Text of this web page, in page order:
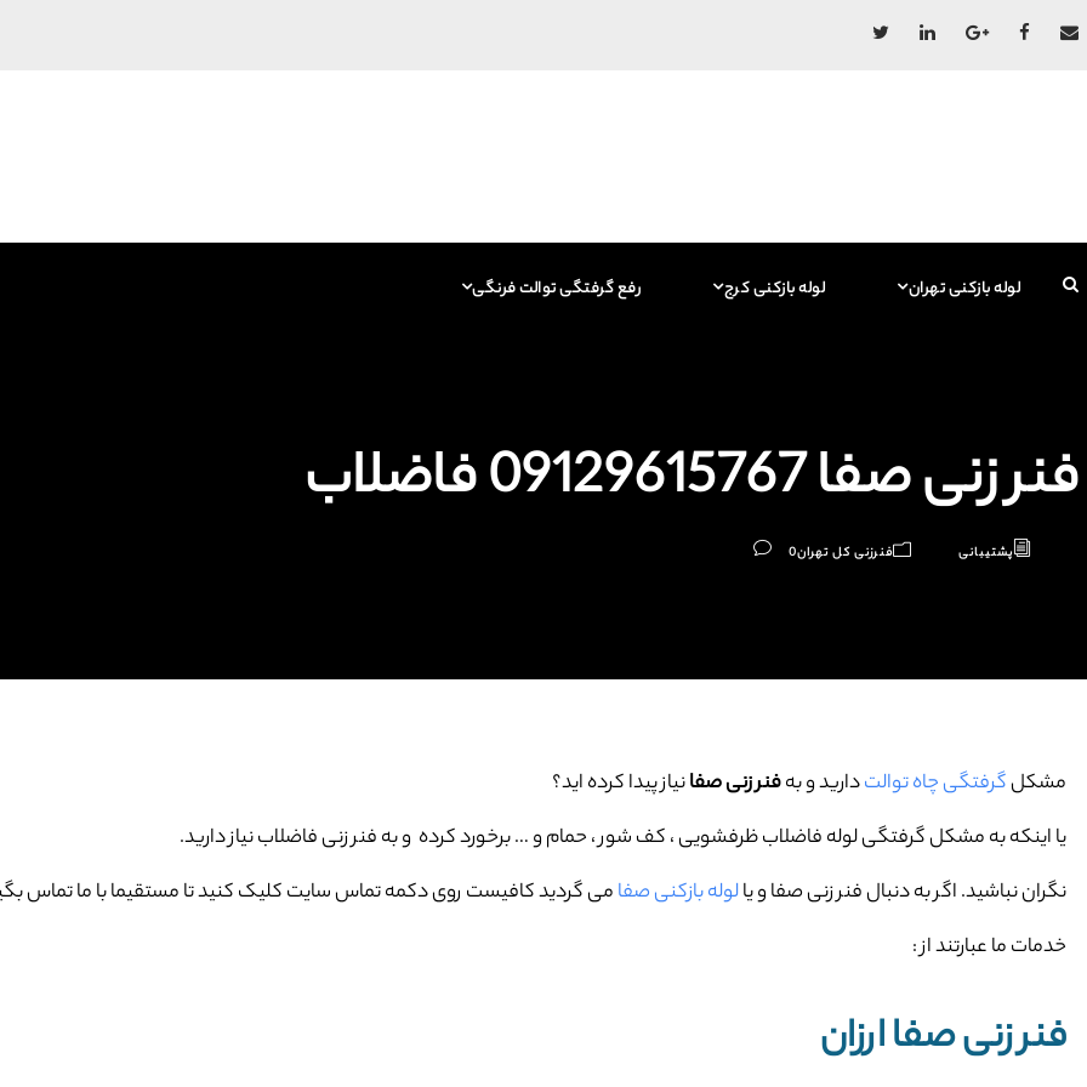
رفع گرفتگی توالت فرنگی لوله بازکنی کرج لوله بازکنی تهران
فنر زنی صفا 09129615767 فاضلاب
پشتیبانی فنرزنی کل تهران0
مشکلگرفتگی چاه توالتدارید و بهفنر زنی صفانیاز پیدا کرده اید؟
یا اینکه به مشکل گرفتگی لوله فاضلاب ظرفشویی ، کف شور ، حمام و … برخورد کرده و به فنر زنی فاضلاب نیاز دارید.
نگران نباشید. اگر به دنبال فنر زنی صفا و یالوله بازکنی صفامی گردید کافیست روی دکمه تماس سایت کلیک کنید تا مستقیما با ما تماس
خدمات ما عبارتند از :
فنر زنی صفا ارزان